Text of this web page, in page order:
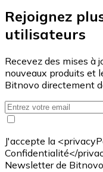
Rejoignez
utilisateurs
Recevez des mises à
nouveaux produits et
Bitnovo directement
J'accepte la
Confidentialité</
Newsletter de Bitnovo